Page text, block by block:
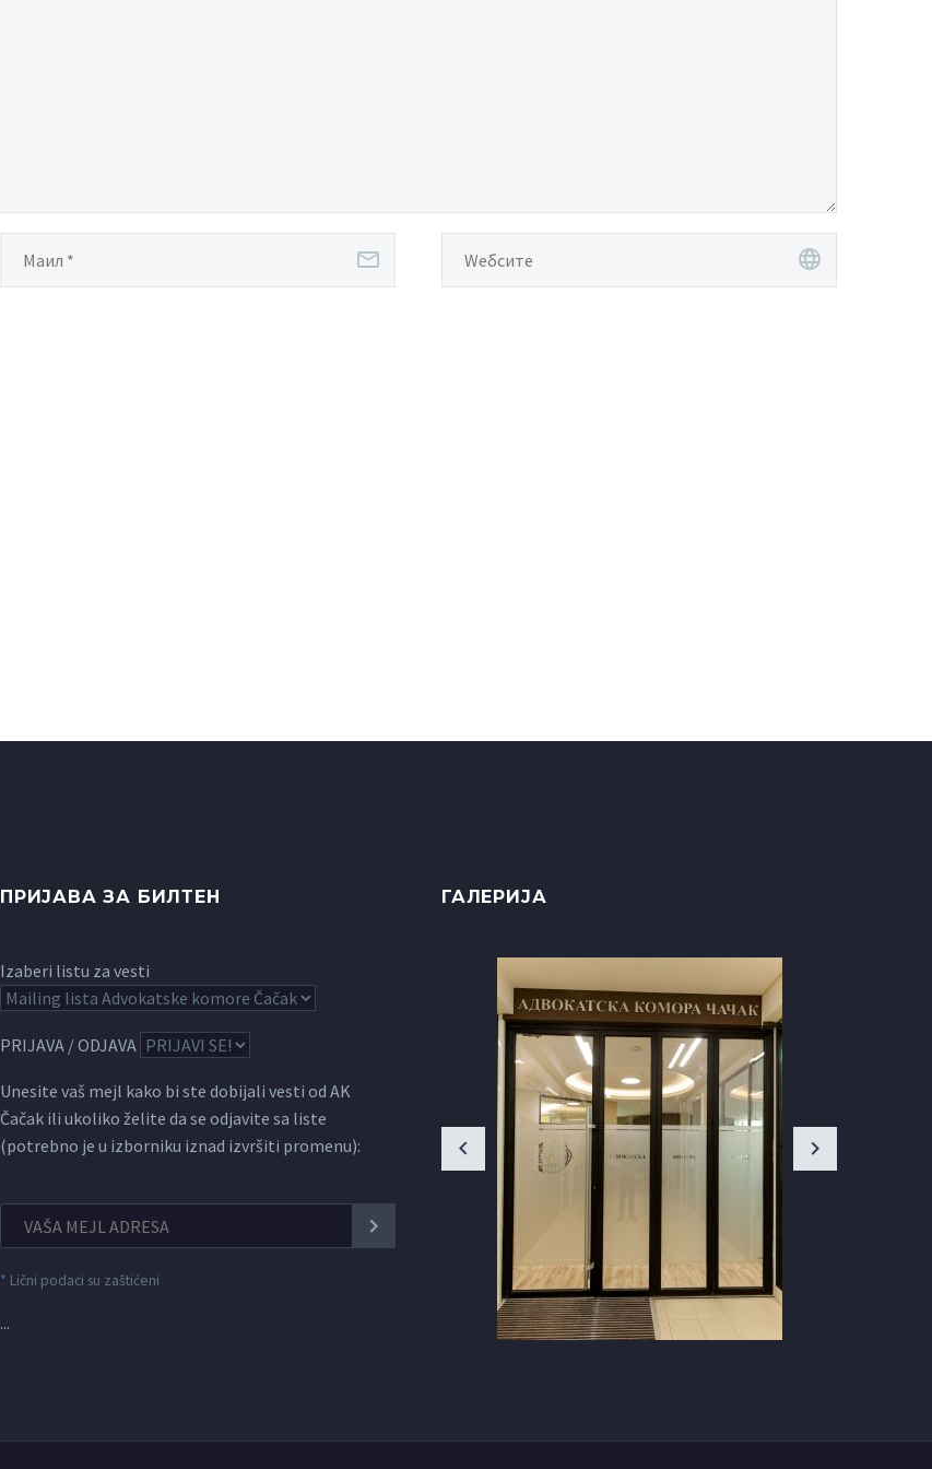
ПРИЈАВА ЗА БИЛТЕН
Izaberi listu za vesti
PRIJAVA / ODJAVA
Unesite vaš mejl kako bi ste dobijali vesti od AK
Čačak ili ukoliko želite da se odjavite sa liste
(potrebno je u izborniku iznad izvršiti promenu):
* Lični podaci su zaštićeni
...
ГАЛЕРИЈА